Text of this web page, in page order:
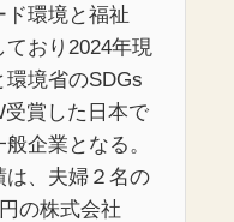
ド環境と福祉
おり2024年現
環境省のSDGs
受賞した日本で
企業となる。
は、夫婦２名の
の株式会社